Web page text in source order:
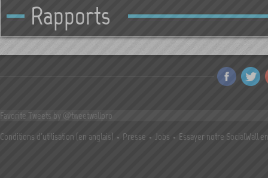
Rapports
Favorite Tweets by @tweetwallpro
Conditions d'utilisation (en anglais)
Presse Jobs Essayer notre SocialWall